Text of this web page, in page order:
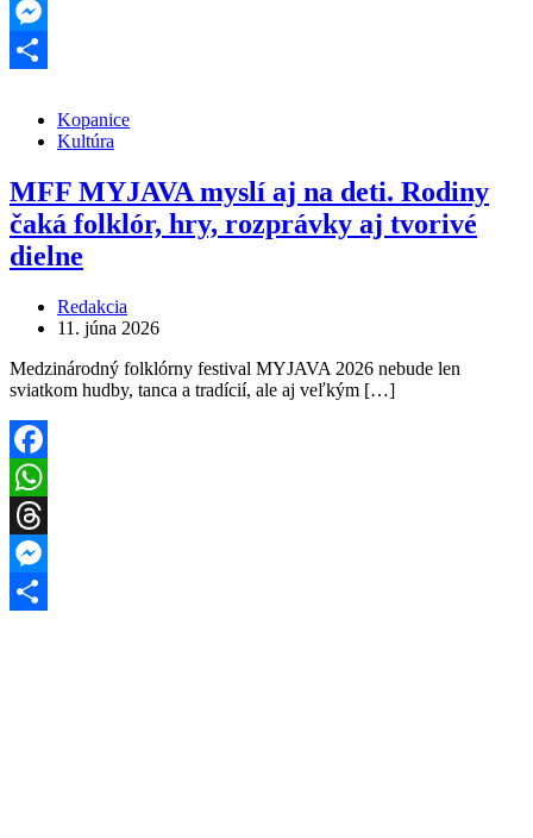
Threads
Messenger
Kopanice
Kultúra
MFF MYJAVA myslí aj na deti. Rodiny
čaká folklór, hry, rozprávky aj tvorivé
dielne
Redakcia
11. júna 2026
Medzinárodný folklórny festival MYJAVA 2026 nebude len
sviatkom hudby, tanca a tradícií, ale aj veľkým […]
Facebook
WhatsApp
Threads
Messenger